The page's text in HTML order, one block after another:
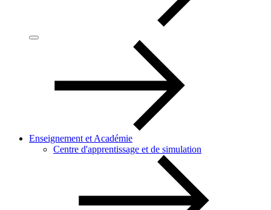
Enseignement et Académie
Centre d'apprentissage et de simulation